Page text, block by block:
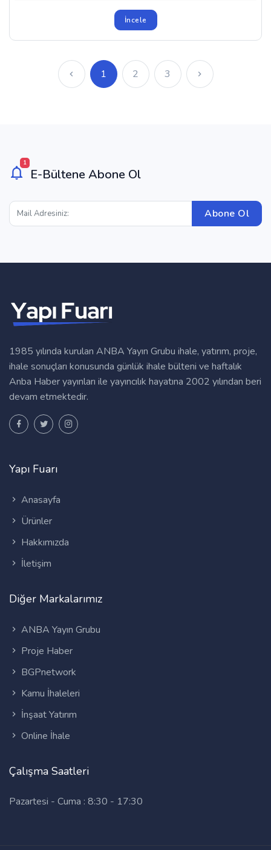
İncele
1 2 3
1
E-Bültene Abone Ol
Abone Ol
1985 yılında kurulan ANBA Yayın Grubu ihale, yatırım, proje,
ihale sonuçları konusunda günlük ihale bülteni ve haftalık
Anba Haber yayınları ile yayıncılık hayatına 2002 yılından beri
devam etmektedir.
Yapı Fuarı
Anasayfa
Ürünler
Hakkımızda
İletişim
Diğer Markalarımız
ANBA Yayın Grubu
Proje Haber
BGPnetwork
Kamu İhaleleri
İnşaat Yatırım
Online İhale
Çalışma Saatleri
Pazartesi - Cuma : 8:30 - 17:30